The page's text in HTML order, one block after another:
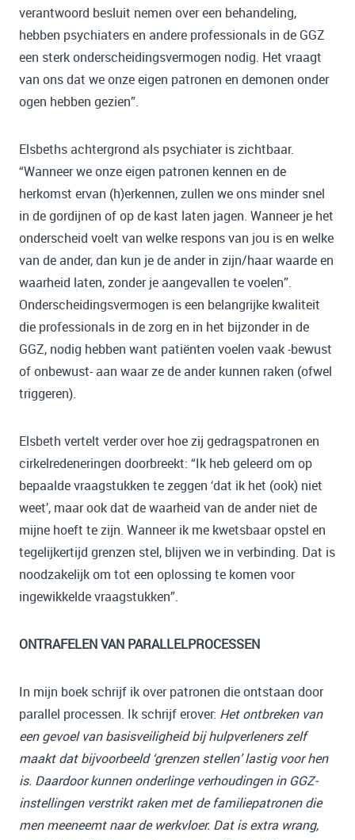
verantwoord besluit nemen over een behandeling,
hebben psychiaters en andere professionals in de GGZ
een sterk onderscheidingsvermogen nodig. Het vraagt
van ons dat we onze eigen patronen en demonen onder
ogen hebben gezien”.
Elsbeths achtergrond als psychiater is zichtbaar.
“Wanneer we onze eigen patronen kennen en de
herkomst ervan (h)erkennen, zullen we ons minder snel
in de gordijnen of op de kast laten jagen. Wanneer je het
onderscheid voelt van welke respons van jou is en welke
van de ander, dan kun je de ander in zijn/haar waarde en
waarheid laten, zonder je aangevallen te voelen”.
Onderscheidingsvermogen is een belangrijke kwaliteit
die professionals in de zorg en in het bijzonder in de
GGZ, nodig hebben want patiënten voelen vaak -bewust
of onbewust- aan waar ze de ander kunnen raken (ofwel
triggeren).
Elsbeth vertelt verder over hoe zij gedragspatronen en
cirkelredeneringen doorbreekt: “Ik heb geleerd om op
bepaalde vraagstukken te zeggen ‘dat ik het (ook) niet
weet’, maar ook dat de waarheid van de ander niet de
mijne hoeft te zijn. Wanneer ik me kwetsbaar opstel en
tegelijkertijd grenzen stel, blijven we in verbinding. Dat is
noodzakelijk om tot een oplossing te komen voor
ingewikkelde vraagstukken”.
ONTRAFELEN VAN PARALLELPROCESSEN
In mijn boek schrijf ik over patronen die ontstaan door
parallel processen. Ik schrijf erover: Het ontbreken van
een gevoel van basisveiligheid bij hulpverleners zelf
maakt dat bijvoorbeeld ‘grenzen stellen’ lastig voor hen
is. Daardoor kunnen onderlinge verhoudingen in GGZ-
instellingen verstrikt raken met de familiepatronen die
men meeneemt naar de werkvloer. Dat is extra wrang,